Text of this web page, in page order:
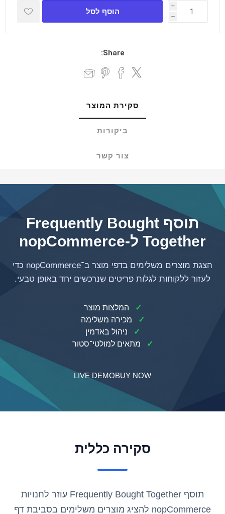
i
h
הוסף לסל
Share:
סקירת המוצר
ביקורות
צור קשר
תוסף Frequently Bought
Together ל-nopCommerce
הצגת מוצרים משלימים בדפי מוצר ב־nopCommerce כדי
לעזור ללקוחות לגלות פריטים שנרכשים יחד באופן טבעי.
✓
המלצות מוצר
✓
מכירה משלימה
✓
ניהול באדמין
✓
מתאים למולטי־סטור
BUY NOW
LIVE DEMO
סקירה כללית
תוסף Frequently Bought Together עוזר לחנויות
nopCommerce להציג מוצרים משלימים בסביבת דף